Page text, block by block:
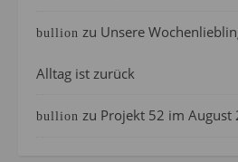
bullion zu Unsere
Alltag ist zurück
bullion zu Projekt 52 im August